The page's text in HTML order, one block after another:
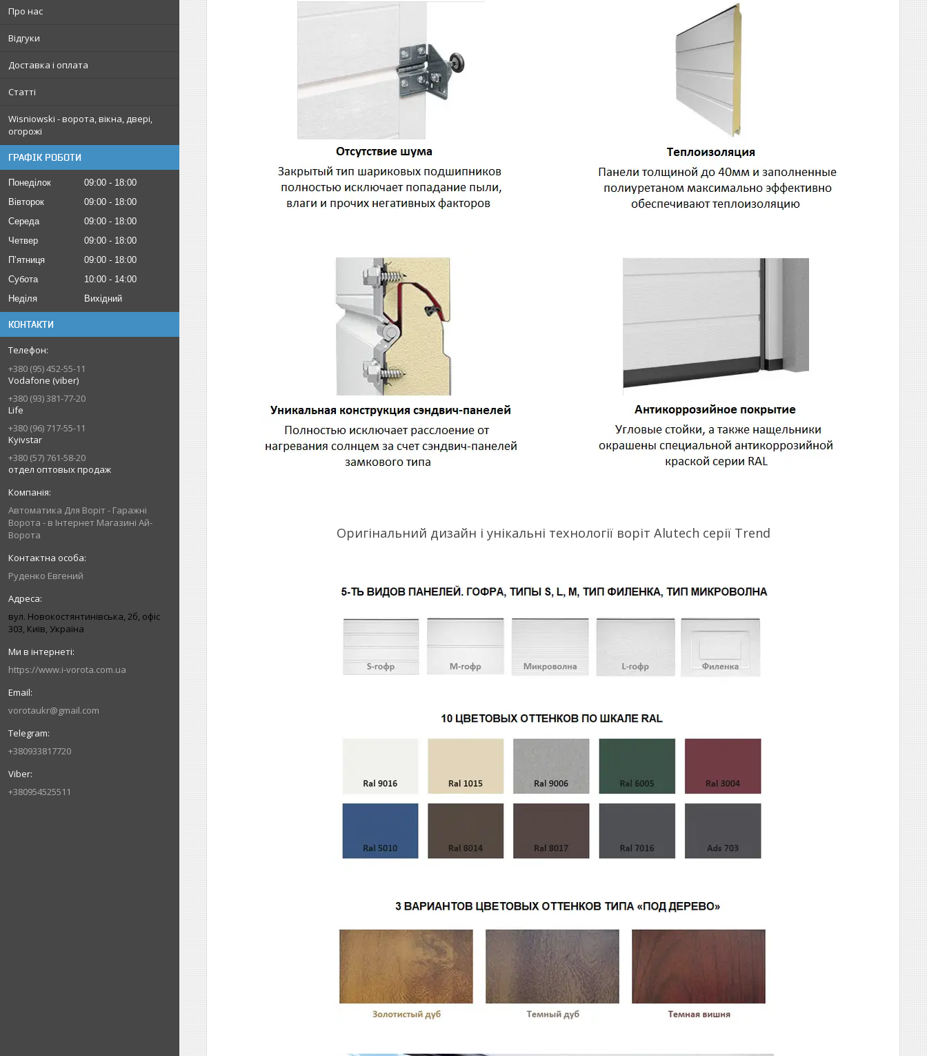
Про нас
Відгуки
Доставка і оплата
Статті
Wisniowski - ворота, вікна, двері,
огорожі
ГРАФІК РОБОТИ
Понеділок 09:00
18:00
Вівторок
09:00
18:00
Середа
09:00
18:00
Четвер
09:00
18:00
Пʼятниця
09:00
18:00
Субота
10:00
14:00
Неділя
Вихідний
КОНТАКТИ
+380 (95) 452-55-11
Vodafone (viber)
+380 (93) 381-77-20
Life
+380 (96) 717-55-11
Kyivstar
+380 (57) 761-58-20
отдел оптовых продаж
Автоматика Для Воріт - Гаражні
Ворота - в Інтернет Магазині Ай-
Ворота
Руденко Евгений
вул. Новокостянтинівська, 2б, офіс
303, Київ, Україна
https://www.i-vorota.com.ua
vorotaukr@gmail.com
+380933817720
+380954525511
Оригінальний дизайн і унікальні технології воріт Alutech серії Trend